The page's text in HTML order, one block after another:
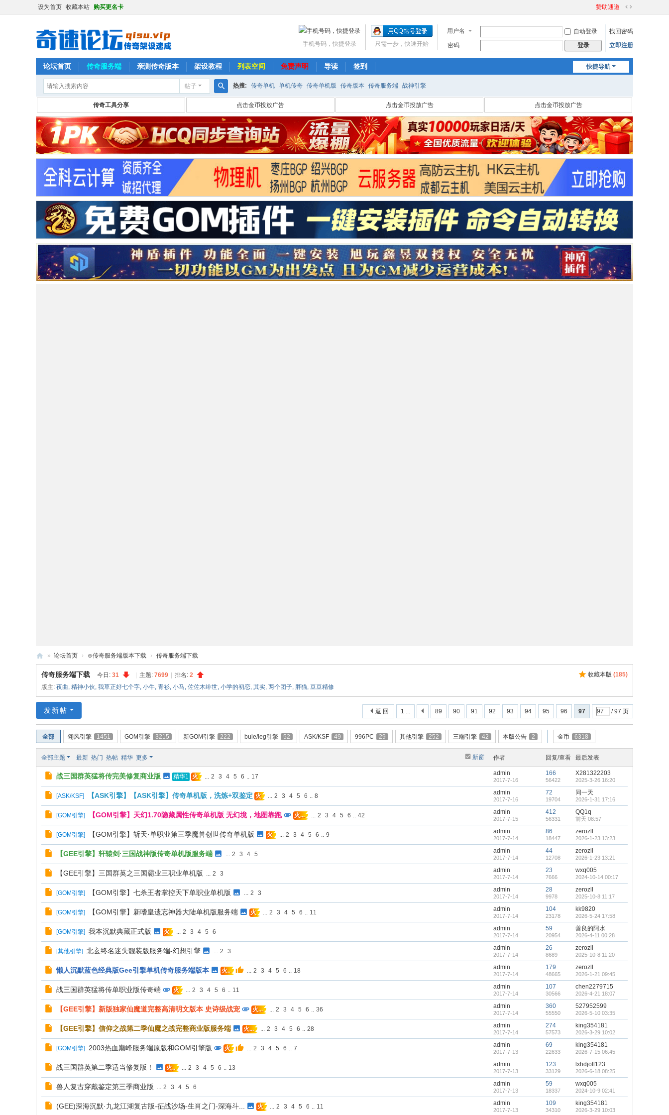
设为首页 收藏本站 购买更名卡 赞助通道
切
到
宽
用户名 自动登录
找回密码
密码
登录 立即注册
只需一步，快速开始
手机号码，快捷登录
快捷导航
论坛首页 传奇服务端 亲测传奇版本 架设教程 列表空间 免责声明 导读 签到
帖子
搜
索
热搜: 传奇单机 单机传奇 传奇单机版 传奇版本 传奇服务端 战神引擎
传奇工具分享 点击金币投放广告 点击金币投放广告 点击金币投放广告
传
奇
服
» 论坛首页 › ⊙传奇服务端版本下载 › 传奇服务端下载
收藏本版 (185)
传奇服务端下载 今日: 31 主题: 7699 排名: 2
版主: 夜曲, 精神小伙, 我草正好七个字, 小牛, 青衫, 小马, 佐佐木绯世, 小学的初恋, 其实, 两个团子, 胖猫, 豆豆精修
1 ... 89 90 91 92 93 94 95 96 97 / 97 页
返 回
发新帖
全部 翎风引擎 1451 GOM引擎 3215 新GOM引擎 222 bule/leg引擎 52 ASK/KSF 49 996PC 29 其他引擎 252 三端引擎 42 本版公告 2 金币 6318
新窗
全部主题 最新 热门 热帖 精华 更多 作者 回复/查看 最后发表
战三国群英猛将传完美修复商业版 精华1 火 ... 2 3 4 5 6 .. 17 admin
2017-7-16
166
56422
X281322203
2025-3-26 16:20
[ASK/KSF] 【ASK引擎】【ASK引擎】传奇单机版，洗炼+双鉴定 火 ... 2 3 4 5 6 .. 8 admin
2017-7-16
72
19704
同一天
2026-1-31 17:16
[GOM引擎] 【GOM引擎】天幻1.70隐藏属性传奇单机版 无幻境，地图靠跑 火... ... 2 3 4 5 6 .. 42 admin
2017-7-15
412
56331
QQ1q
前天 08:57
[GOM引擎] 【GOM引擎】斩天·单职业第三季魔兽创世传奇单机版 火 ... 2 3 4 5 6 .. 9 admin
2017-7-14
86
18447
zerozll
2026-1-23 13:23
【GEE引擎】轩辕剑·三国战神版传奇单机版服务端 ... 2 3 4 5 admin
2017-7-14
44
12708
zerozll
2026-1-23 13:21
【GEE引擎】三国群英之三国霸业三职业单机版 ... 2 3 admin
2017-7-14
23
7666
wxq005
2024-10-14 00:17
[GOM引擎] 【GOM引擎】七杀王者掌控天下单职业单机版 ... 2 3 admin
2017-7-14
28
9978
zerozll
2025-10-8 11:17
[GOM引擎] 【GOM引擎】新嗜皇遗忘神器大陆单机版服务端 火 ... 2 3 4 5 6 .. 11 admin
2017-7-14
104
23178
kk9820
2026-5-24 17:58
[GOM引擎] 我本沉默典藏正式版 火 ... 2 3 4 5 6 admin
2017-7-14
59
20954
善良的阿水
2026-4-11 00:28
[其他引擎] 北玄终名迷失靓装版服务端-幻想引擎 ... 2 3 admin
2017-7-14
26
8689
zerozll
2025-10-8 11:20
懒人沉默蓝色经典版Gee引擎单机传奇服务端版本 火.. ... 2 3 4 5 6 .. 18 admin
2017-7-14
179
48665
zerozll
2026-1-21 09:45
战三国群英猛将传单职业版传奇端 火 ... 2 3 4 5 6 .. 11 admin
2017-7-14
107
30566
chen2279715
2026-4-21 18:07
【GEE引擎】新版独家仙魔道完整高清明文版本 史诗级战宠 火... ... 2 3 4 5 6 .. 36 admin
2017-7-14
360
55550
527952599
2026-5-10 03:35
【GEE引擎】信仰之战第二季仙魔之战完整商业版服务端 火... ... 2 3 4 5 6 .. 28 admin
2017-7-14
274
57573
king354181
2026-3-29 10:02
[GOM引擎] 2003热血巅峰服务端原版和GOM引擎版 火 ... 2 3 4 5 6 .. 7 admin
2017-7-13
69
22633
king354181
2026-7-15 06:45
战三国群英第二季适当修复版！ 火.. ... 2 3 4 5 6 .. 13 admin
2017-7-13
123
33129
lxhdjoll123
2026-6-18 08:25
兽人复古穿戴鉴定第三季商业版 ... 2 3 4 5 6 admin
2017-7-13
59
18337
wxq005
2024-10-9 02:41
(GEE)深海沉默·九龙江湖复古版-征战沙场-生肖之门-深海斗... 火 ... 2 3 4 5 6 .. 11 admin
2017-7-13
109
34310
king354181
2026-3-29 10:03